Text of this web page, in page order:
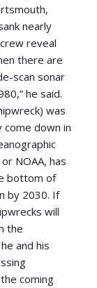
nearly
reveal
there are
scan sonar
he said.
was
come down in
NOAA, has
bottom of
by 2030. If
will
the
and his
coming